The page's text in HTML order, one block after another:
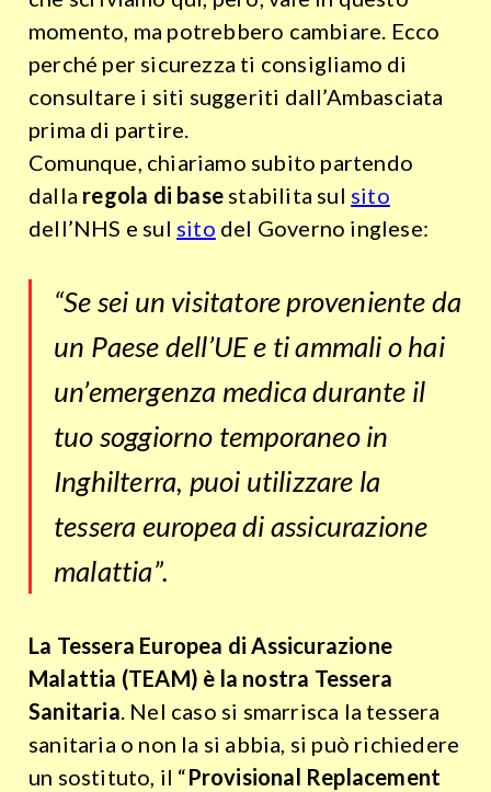
momento, ma potrebbero cambiare. Ecco
perché per sicurezza ti consigliamo di
consultare i siti suggeriti dall’Ambasciata
prima di partire.
Comunque, chiariamo subito partendo
dalla regola di base stabilita sul sito
dell’NHS e sul sito del Governo inglese:
“Se sei un visitatore proveniente da
un Paese dell’UE e ti ammali o hai
un’emergenza medica durante il
tuo soggiorno temporaneo in
Inghilterra, puoi utilizzare la
tessera europea di assicurazione
malattia”.
La Tessera Europea di Assicurazione
Malattia (TEAM) è la nostra Tessera
Sanitaria. Nel caso si smarrisca la tessera
sanitaria o non la si abbia, si può richiedere
un sostituto, il “Provisional Replacement